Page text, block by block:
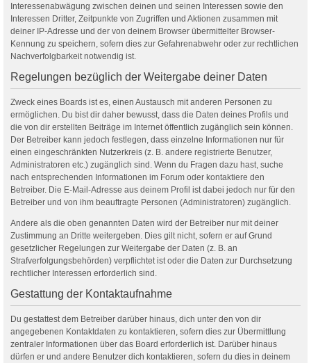
Interessenabwägung zwischen deinen und seinen Interessen sowie den
Interessen Dritter, Zeitpunkte von Zugriffen und Aktionen zusammen mit
deiner IP-Adresse und der von deinem Browser übermittelter Browser-
Kennung zu speichern, sofern dies zur Gefahrenabwehr oder zur rechtlichen
Nachverfolgbarkeit notwendig ist.
Regelungen bezüglich der Weitergabe deiner Daten
Zweck eines Boards ist es, einen Austausch mit anderen Personen zu
ermöglichen. Du bist dir daher bewusst, dass die Daten deines Profils und
die von dir erstellten Beiträge im Internet öffentlich zugänglich sein können.
Der Betreiber kann jedoch festlegen, dass einzelne Informationen nur für
einen eingeschränkten Nutzerkreis (z. B. andere registrierte Benutzer,
Administratoren etc.) zugänglich sind. Wenn du Fragen dazu hast, suche
nach entsprechenden Informationen im Forum oder kontaktiere den
Betreiber. Die E-Mail-Adresse aus deinem Profil ist dabei jedoch nur für den
Betreiber und von ihm beauftragte Personen (Administratoren) zugänglich.
Andere als die oben genannten Daten wird der Betreiber nur mit deiner
Zustimmung an Dritte weitergeben. Dies gilt nicht, sofern er auf Grund
gesetzlicher Regelungen zur Weitergabe der Daten (z. B. an
Strafverfolgungsbehörden) verpflichtet ist oder die Daten zur Durchsetzung
rechtlicher Interessen erforderlich sind.
Gestattung der Kontaktaufnahme
Du gestattest dem Betreiber darüber hinaus, dich unter den von dir
angegebenen Kontaktdaten zu kontaktieren, sofern dies zur Übermittlung
zentraler Informationen über das Board erforderlich ist. Darüber hinaus
dürfen er und andere Benutzer dich kontaktieren, sofern du dies in deinem